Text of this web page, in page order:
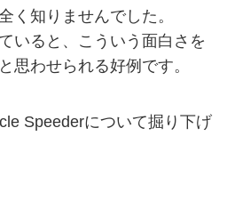
く知りませんでした。
いると、こういう面白さを
思わせられる好例です。
Speederについて掘り下げ